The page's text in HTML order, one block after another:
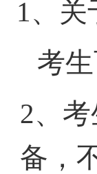
1、关
考生
2、
备，